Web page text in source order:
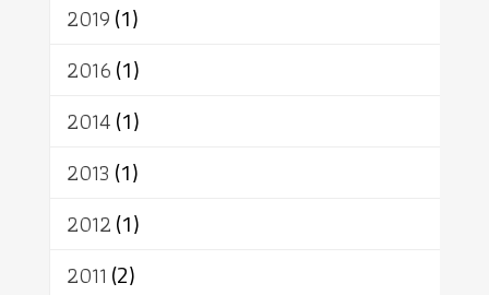
2019(1)
2016(1)
2014(1)
2013 (1)
2012(1)
2011 (2)